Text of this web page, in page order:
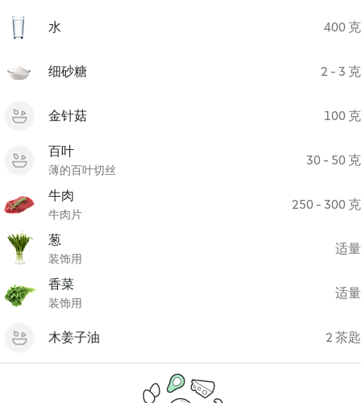
水 400 克
细砂糖 2 - 3 克
金针菇 100 克
百叶
薄的百叶切丝
30 - 50 克
牛肉
牛肉片
250 - 300 克
葱
装饰用
适量
香菜
装饰用
适量
木姜子油 2 茶匙